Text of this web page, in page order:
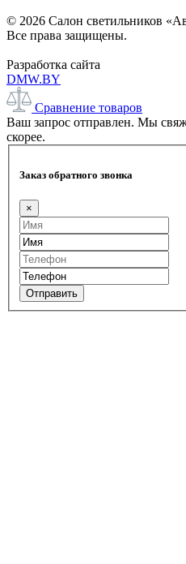
© 2026 Салон светильников
Все права защищены.
Разработка сайта
DMW.BY
Сравнение товаров
Ваш запрос отправлен. Мы
скорее.
Заказ обратного звонка
×
Отправить